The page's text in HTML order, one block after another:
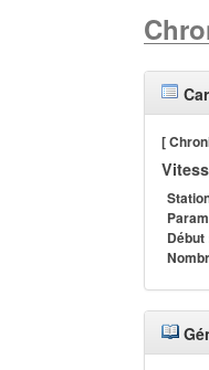
[
Début